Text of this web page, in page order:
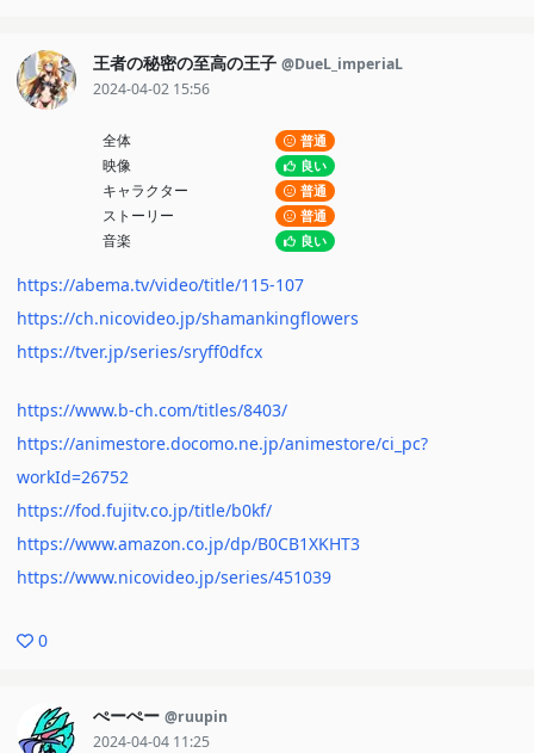
王者の秘密の至高の王子 @DueL_imperiaL
2024-04-02 15:56
全体 普通
映像 良い
キャラクター 普通
ストーリー 普通
音楽 良い
https://abema.tv/video/title/115-107
https://ch.nicovideo.jp/shamankingflowers
https://tver.jp/series/sryff0dfcx
https://www.b-ch.com/titles/8403/
https://animestore.docomo.ne.jp/animestore/ci_pc?
workId=26752
https://fod.fujitv.co.jp/title/b0kf/
https://www.amazon.co.jp/dp/B0CB1XKHT3
https://www.nicovideo.jp/series/451039
0
ぺーぺー @ruupin
2024-04-04 11:25